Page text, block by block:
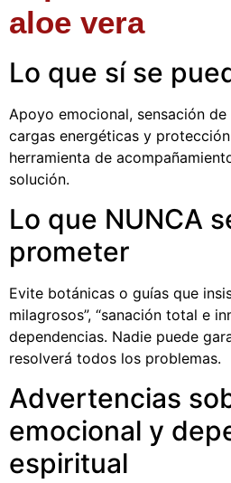
aloe vera
Lo que sí se
Apoyo emocional, sensación
cargas energéticas y
herramienta de
solución.
Lo que NUNCA
prometer
Evite botánicas o guías que
milagrosos”, “sanación total e
dependencias. Nadie puede
resolverá todos los problemas.
Advertencias
emocional y
espiritual